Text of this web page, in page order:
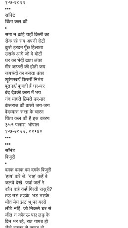
९-७-२०२२
•••
सॉनेट
चिंता कल की
•
सगा न कोई यहाँ किसी का
सेंक रहे सब अपनी रोटी
कुत्ते हरदम पूँछ हिलाता
उसके आगे जो दे बोटी
घर का भेदी ढाता लंका
मीर जाफरों की होती जय
जयचंदों का बजता डंका
शूर्पणखाएँ फिरतीं निर्भय
पूतनाएँ पुजती हैं घर-घर
बंद देवकी कारा में भय
नंद भागते छिपते डर-डर
कंसराज की करते जय-जय
वेदव्यास सत्ता के चारण
चिंता कल की है इस कारण
३५१ पलाश, भोपाल
९-७-२०२२, ००•४०
•••
•••
सॉनेट
बिजुरी
•
दमक दमक दम दमके बिजुरी
'हाय' करें जे, 'वाह' कहें बे
जलवे देखें, जवां जलें रे
कौन कहे कहँ गिरती ससुरी?
तड़-तड़ तड़के, भड़-भड़के
भीत मेघ झट भू पर बरसे
लौटे नहिं, जो निकसे घर से
जीत न कौनऊ पाए लड़ के
दिन भर रहे, रात गायब हो